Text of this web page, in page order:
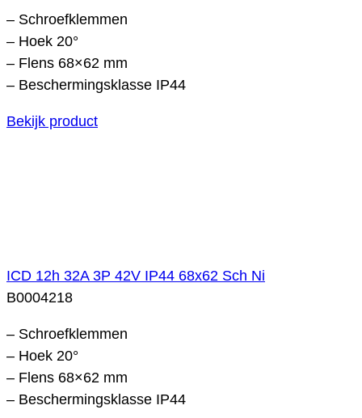
– Schroefklemmen
– Hoek 20°
– Flens 68×62 mm
– Beschermingsklasse IP44
Bekijk product
ICD 12h 32A 3P 42V IP44 68x62 Sch Ni
B0004218
– Schroefklemmen
– Hoek 20°
– Flens 68×62 mm
– Beschermingsklasse IP44